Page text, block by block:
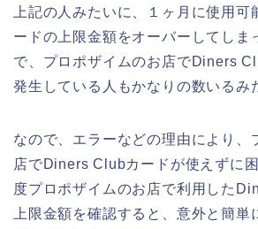
上記の人みたいに、１ヶ月に使用
ードの上限金額をオーバーしてしま
で、プロポザイムのお店でDiners
発生している人もかなりの数いるみ
なので、エラーなどの理由により、
店でDiners Clubカードが使えずに
度プロポザイムのお店で利用した
上限金額を確認すると、意外と簡単